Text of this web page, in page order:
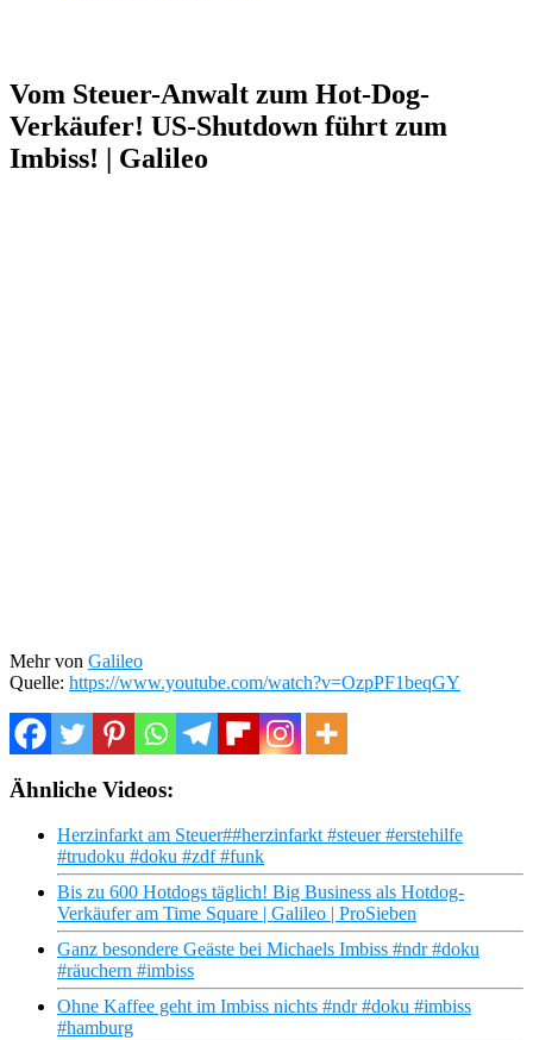
Vom Steuer-Anwalt zum Hot-Dog-
Verkäufer! US-Shutdown führt zum
Imbiss! | Galileo
Mehr von Galileo
Quelle: https://www.youtube.com/watch?v=OzpPF1beqGY
Ähnliche Videos:
Herzinfarkt am Steuer##herzinfarkt #steuer #erstehilfe
#trudoku #doku #zdf #funk
Bis zu 600 Hotdogs täglich! Big Business als Hotdog-
Verkäufer am Time Square | Galileo | ProSieben
Ganz besondere Geäste bei Michaels Imbiss #ndr #doku
#räuchern #imbiss
Ohne Kaffee geht im Imbiss nichts #ndr #doku #imbiss
#hamburg